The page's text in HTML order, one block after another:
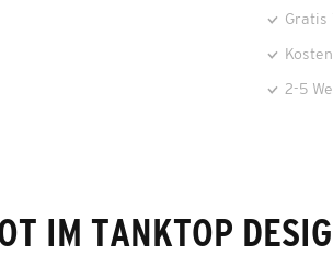
Gratis
2-5
IM TANKTOP